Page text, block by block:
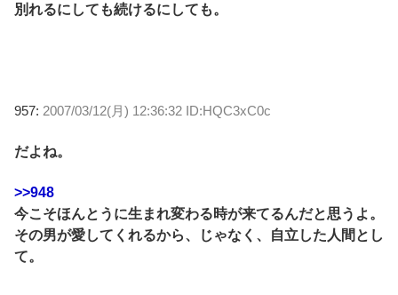
別れるにしても続けるにしても。
957: 2007/03/12(月) 12:36:32 ID:HQC3xC0c
だよね。
>>948
今こそほんとうに生まれ変わる時が来てるんだと思うよ。
その男が愛してくれるから、じゃなく、自立した人間とし
て。